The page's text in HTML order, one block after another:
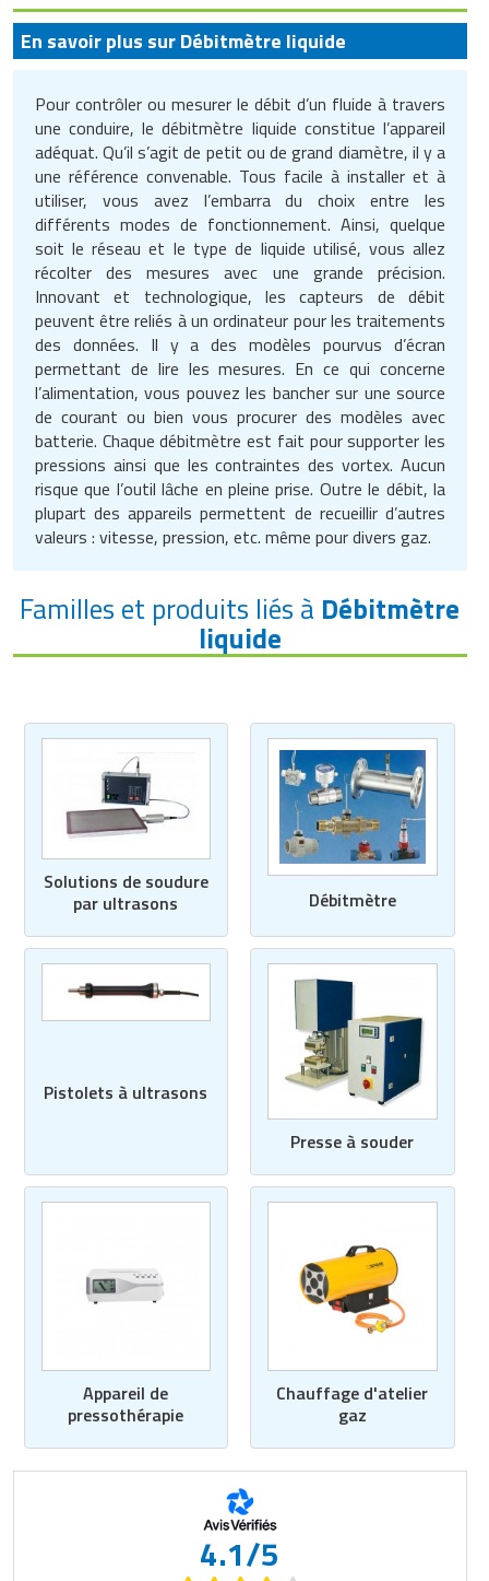
En savoir plus sur Débitmètre liquide
Pour contrôler ou mesurer le débit d’un fluide à travers
une conduire, le débitmètre liquide constitue l’appareil
adéquat. Qu’il s’agit de petit ou de grand diamètre, il y a
une référence convenable. Tous facile à installer et à
utiliser, vous avez l’embarra du choix entre les
différents modes de fonctionnement. Ainsi, quelque
soit le réseau et le type de liquide utilisé, vous allez
récolter des mesures avec une grande précision.
Innovant et technologique, les capteurs de débit
peuvent être reliés à un ordinateur pour les traitements
des données. Il y a des modèles pourvus d’écran
permettant de lire les mesures. En ce qui concerne
l’alimentation, vous pouvez les bancher sur une source
de courant ou bien vous procurer des modèles avec
batterie. Chaque débitmètre est fait pour supporter les
pressions ainsi que les contraintes des vortex. Aucun
risque que l’outil lâche en pleine prise. Outre le débit, la
plupart des appareils permettent de recueillir d’autres
valeurs : vitesse, pression, etc. même pour divers gaz.
Familles et produits liés à Débitmètre
liquide
Solutions de soudure
par ultrasons
Débitmètre
Pistolets à ultrasons
Presse à souder
Appareil de
pressothérapie
Chauffage d'atelier
gaz
4.1/5